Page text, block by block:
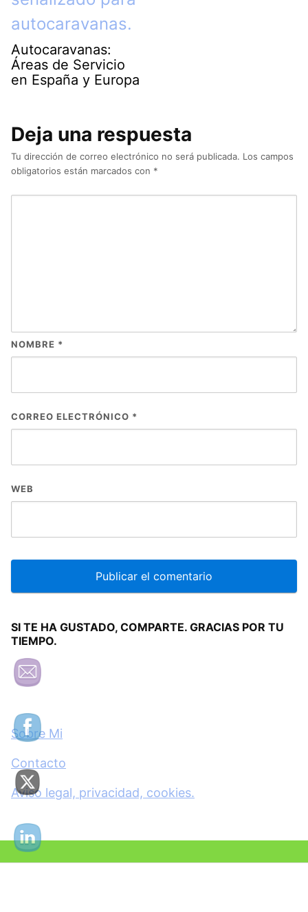
Autocaravanas:
Áreas de Servicio
en España y Europa
Deja una respuesta
Tu dirección de correo electrónico no será publicada. Los campos
obligatorios están marcados con *
NOMBRE *
CORREO ELECTRÓNICO *
WEB
SI TE HA GUSTADO, COMPARTE. GRACIAS POR TU
TIEMPO.
Sobre Mi
Contacto
Aviso legal, privacidad, cookies.